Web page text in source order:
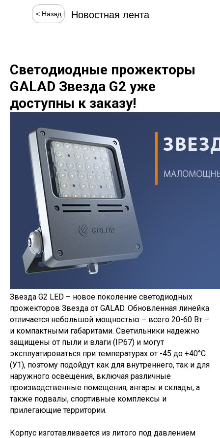
Новостная лента
< Назад
Светодиодные прожекторы
GALAD Звезда G2 уже
доступны к заказу!
Звезда G2 LED – новое поколение светодиодных
прожекторов Звезда от GALAD. Обновленная линейка
отличается небольшой мощностью – всего 20-60 Вт –
и компактными габаритами. Светильники надежно
защищены от пыли и влаги (IP67) и могут
эксплуатироваться при температурах от -45 до +40°С
(У1), поэтому подойдут как для внутреннего, так и для
наружного освещения, включая различные
производственные помещения, ангары и склады, а
также подвалы, спортивные комплексы и
прилегающие территории.
Корпус изготавливается из литого под давлением